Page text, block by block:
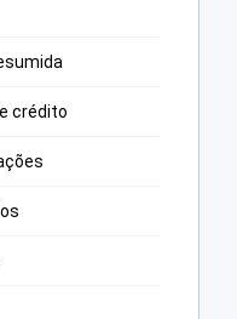
crédito